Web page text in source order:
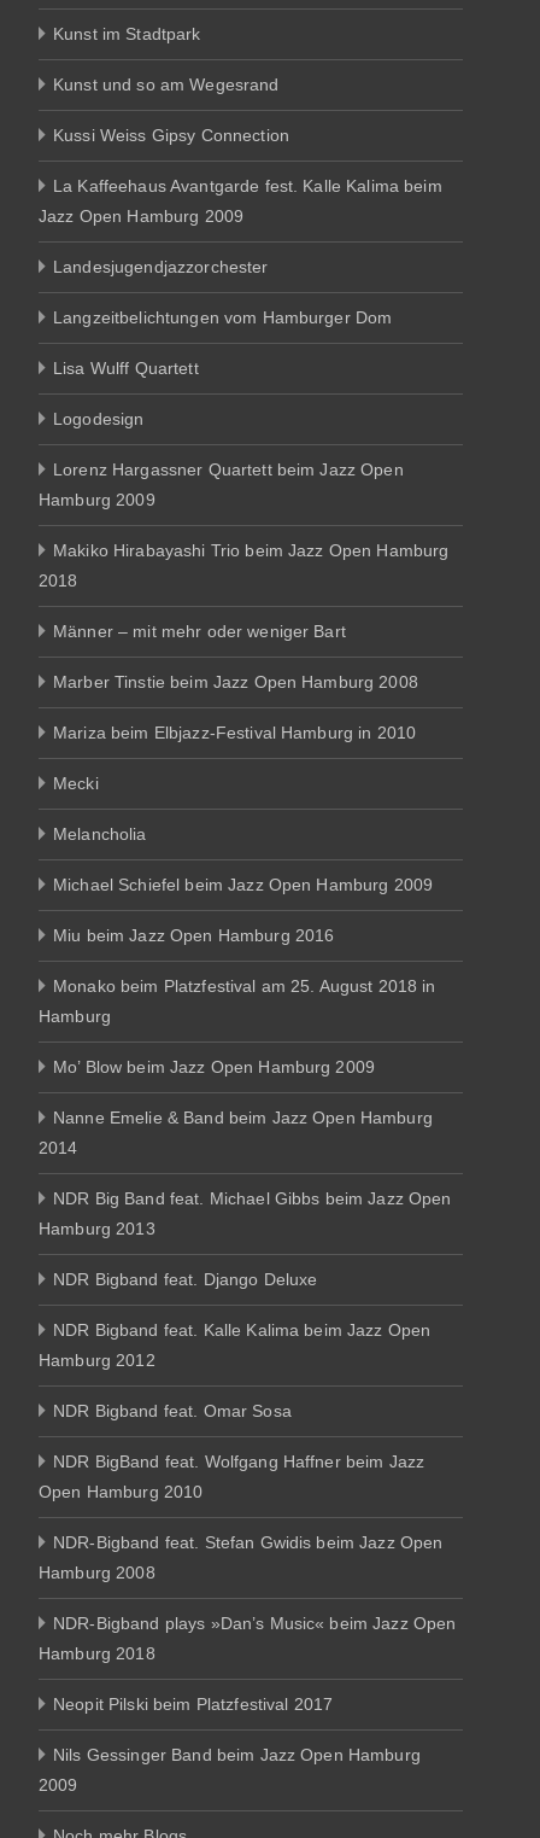
Kunst im Stadtpark
Kunst und so am Wegesrand
Kussi Weiss Gipsy Connection
La Kaffeehaus Avantgarde fest. Kalle Kalima beim
Jazz Open Hamburg 2009
Landesjugendjazzorchester
Langzeitbelichtungen vom Hamburger Dom
Lisa Wulff Quartett
Logodesign
Lorenz Hargassner Quartett beim Jazz Open
Hamburg 2009
Makiko Hirabayashi Trio beim Jazz Open Hamburg
2018
Männer – mit mehr oder weniger Bart
Marber Tinstie beim Jazz Open Hamburg 2008
Mariza beim Elbjazz-Festival Hamburg in 2010
Mecki
Melancholia
Michael Schiefel beim Jazz Open Hamburg 2009
Miu beim Jazz Open Hamburg 2016
Monako beim Platzfestival am 25. August 2018 in
Hamburg
Mo’ Blow beim Jazz Open Hamburg 2009
Nanne Emelie & Band beim Jazz Open Hamburg
2014
NDR Big Band feat. Michael Gibbs beim Jazz Open
Hamburg 2013
NDR Bigband feat. Django Deluxe
NDR Bigband feat. Kalle Kalima beim Jazz Open
Hamburg 2012
NDR Bigband feat. Omar Sosa
NDR BigBand feat. Wolfgang Haffner beim Jazz
Open Hamburg 2010
NDR-Bigband feat. Stefan Gwidis beim Jazz Open
Hamburg 2008
NDR-Bigband plays »Dan’s Music« beim Jazz Open
Hamburg 2018
Neopit Pilski beim Platzfestival 2017
Nils Gessinger Band beim Jazz Open Hamburg
2009